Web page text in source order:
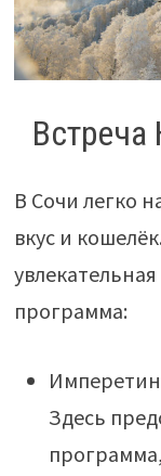
Встреча
В Сочи легко
вкус и
программа:
Здесь